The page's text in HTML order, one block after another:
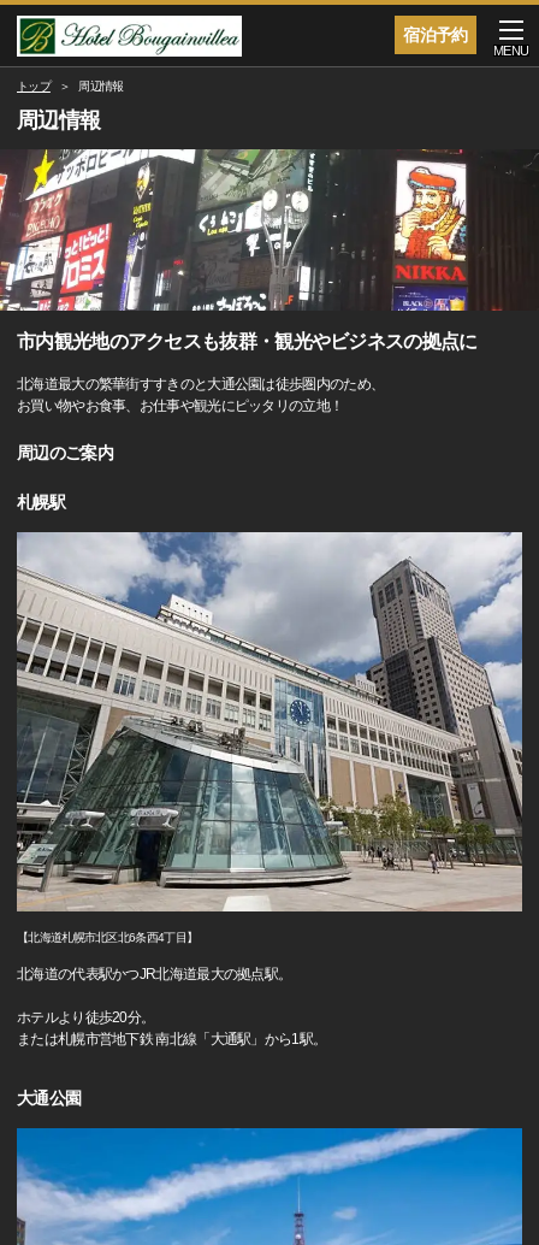
宿泊予約
MENU
トップ 周辺情報
周辺情報
市内観光地のアクセスも抜群・観光やビジネスの拠点に
北海道最大の繁華街すすきのと大通公園は徒歩圏内のため、
お買い物やお食事、お仕事や観光にピッタリの立地！
周辺のご案内
札幌駅
【北海道札幌市北区北6条西4丁目】
北海道の代表駅かつJR北海道最大の拠点駅。
ホテルより徒歩20分。
または札幌市営地下鉄 南北線「大通駅」から1駅。
大通公園